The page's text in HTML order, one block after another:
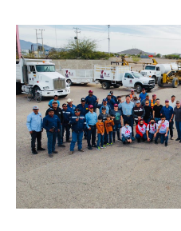
Transparencia
Boletines